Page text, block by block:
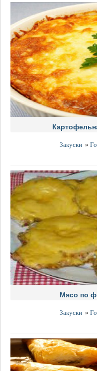
Закуски »
Мясо по
Закуски »